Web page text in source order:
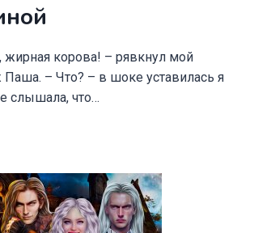
жирная корова! – рявкнул мой
– Что? – в шоке уставилась я
слышала, что…